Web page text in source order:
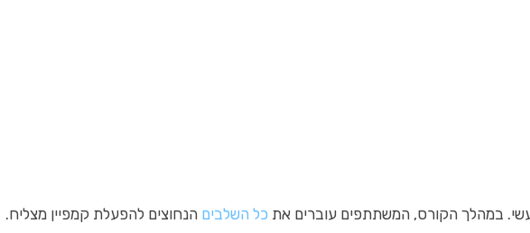
במהלך הקורס, המשתתפים עוברים את כל השלבים הנחוצים להפעלת קמפיין מצליח.